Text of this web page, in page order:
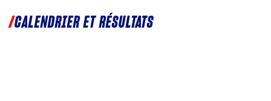
CALENDRIER ET RÉSULTATS